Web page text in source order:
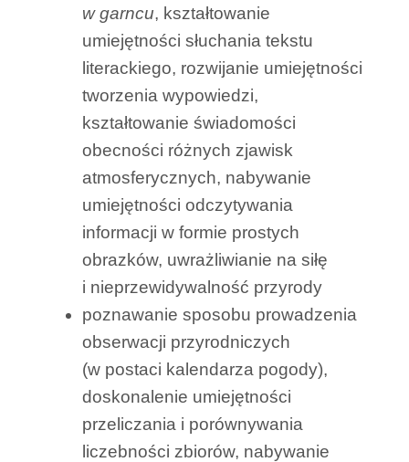
w garncu, kształtowanie
umiejętności słuchania tekstu
literackiego, rozwijanie umiejętności
tworzenia wypowiedzi,
kształtowanie świadomości
obecności różnych zjawisk
atmosferycznych, nabywanie
umiejętności odczytywania
informacji w formie prostych
obrazków, uwrażliwianie na siłę
i nieprzewidywalność przyrody
poznawanie sposobu prowadzenia
obserwacji przyrodniczych
(w postaci kalendarza pogody),
doskonalenie umiejętności
przeliczania i porównywania
liczebności zbiorów, nabywanie